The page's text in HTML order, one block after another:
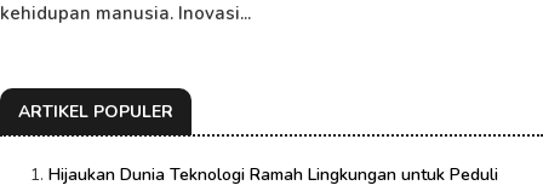
kehidupan manusia. Inovasi...
ARTIKEL POPULER
Hijaukan Dunia Teknologi Ramah Lingkungan untuk Peduli